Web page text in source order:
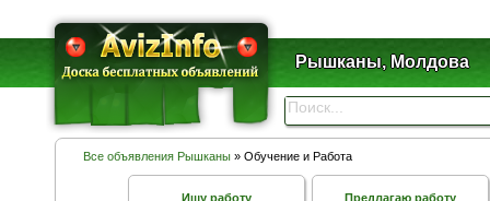
Рышканы, Молдова
Все объявления Рышканы » Обучение и Работа
Ищу работу Предлагаю работу